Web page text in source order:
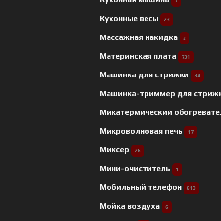
Кухонные весы 23
Массажная накидка 2
Материнская плата 731
Машинка для стрижки 34
Машинка-триммер для
Микатермический
Микроволновая печь 17
Миксер 26
Мини-очиститель 1
Мобильный телефон 613
Мойка воздуха 6